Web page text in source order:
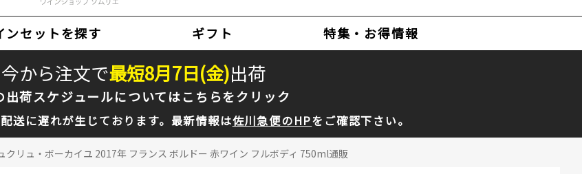
ンセットを探す ギフト 特集・お得情報
今から注文で最短8月7日(金)出荷
出荷スケジュールについてはこちらをクリック
送に遅れが生じております。最新情報は佐川急便のHPをご確認下さい。
クリュ・ボーカイユ 2017年 フランス ボルドー 赤ワイン フルボディ 750ml通販